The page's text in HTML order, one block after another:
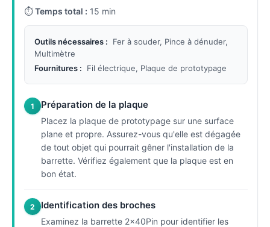
⏱Temps total : 15 min
Outils nécessaires :
Fer à souder, Pince à dénuder,
Multimètre
Fournitures :
Fil électrique, Plaque de prototypage
1 Préparation de la plaque
Placez la plaque de prototypage sur une surface
plane et propre. Assurez-vous qu'elle est dégagée
de tout objet qui pourrait gêner l'installation de la
barrette. Vérifiez également que la plaque est en
bon état.
2 Identification des broches
Examinez la barrette 2x40Pin pour identifier les